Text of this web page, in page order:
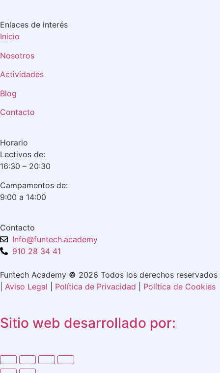
Enlaces de interés
Inicio
Nosotros
Actividades
Blog
Contacto
Horario
Lectivos de:
16:30 – 20:30
Campamentos de:
9:00 a 14:00
Contacto
Info@funtech.academy
910 28 34 41
Funtech Academy © 2026 Todos los derechos reservados
Aviso Legal Política de Privacidad Política de Cookies
Sitio web desarrollado por: